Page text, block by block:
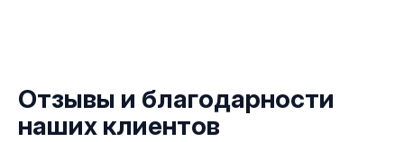
Отзывы и благодарности
наших клиентов